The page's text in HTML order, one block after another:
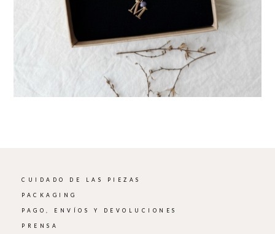
CUIDADO DE LAS PIEZAS
PACKAGING
PAGO, ENVÍOS Y DEVOLUCIONES
PRENSA